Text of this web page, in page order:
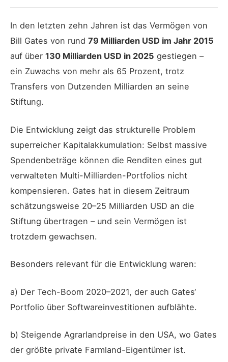
In den letzten zehn Jahren ist das Vermögen von
Bill Gates von rund 79 Milliarden USD im Jahr 2015
auf über 130 Milliarden USD in 2025 gestiegen –
ein Zuwachs von mehr als 65 Prozent, trotz
Transfers von Dutzenden Milliarden an seine
Stiftung.
Die Entwicklung zeigt das strukturelle Problem
superreicher Kapitalakkumulation: Selbst massive
Spendenbeträge können die Renditen eines gut
verwalteten Multi-Milliarden-Portfolios nicht
kompensieren. Gates hat in diesem Zeitraum
schätzungsweise 20–25 Milliarden USD an die
Stiftung übertragen – und sein Vermögen ist
trotzdem gewachsen.
Besonders relevant für die Entwicklung waren:
a) Der Tech-Boom 2020–2021, der auch Gates‘
Portfolio über Softwareinvestitionen aufblähte.
b) Steigende Agrarlandpreise in den USA, wo Gates
der größte private Farmland-Eigentümer ist.